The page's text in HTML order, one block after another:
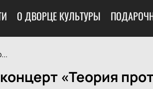
О ДВОРЦЕ КУЛЬТУРЫ
«Теория